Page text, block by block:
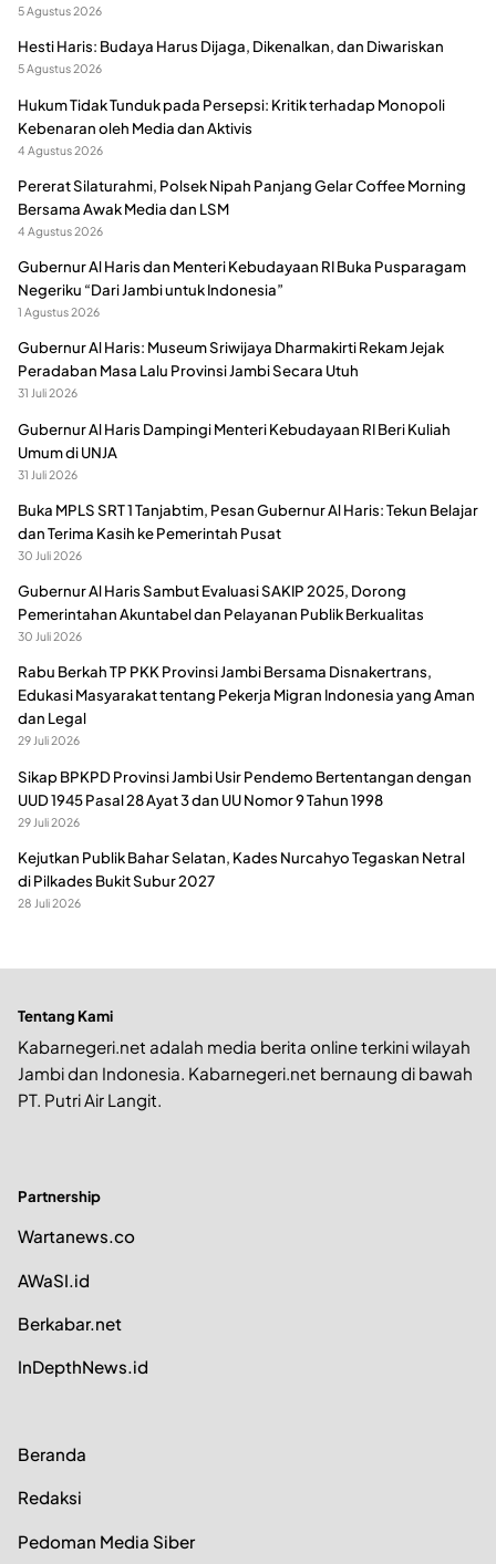
5 Agustus 2026
Hesti Haris: Budaya Harus Dijaga, Dikenalkan, dan Diwariskan
5 Agustus 2026
Hukum Tidak Tunduk pada Persepsi: Kritik terhadap Monopoli
Kebenaran oleh Media dan Aktivis
4 Agustus 2026
Pererat Silaturahmi, Polsek Nipah Panjang Gelar Coffee Morning
Bersama Awak Media dan LSM
4 Agustus 2026
Gubernur Al Haris dan Menteri Kebudayaan RI Buka Pusparagam
Negeriku “Dari Jambi untuk Indonesia”
1 Agustus 2026
Gubernur Al Haris: Museum Sriwijaya Dharmakirti Rekam Jejak
Peradaban Masa Lalu Provinsi Jambi Secara Utuh
31 Juli 2026
Gubernur Al Haris Dampingi Menteri Kebudayaan RI Beri Kuliah
Umum di UNJA
31 Juli 2026
Buka MPLS SRT 1 Tanjabtim, Pesan Gubernur Al Haris: Tekun Belajar
dan Terima Kasih ke Pemerintah Pusat
30 Juli 2026
Gubernur Al Haris Sambut Evaluasi SAKIP 2025, Dorong
Pemerintahan Akuntabel dan Pelayanan Publik Berkualitas
30 Juli 2026
Rabu Berkah TP PKK Provinsi Jambi Bersama Disnakertrans,
Edukasi Masyarakat tentang Pekerja Migran Indonesia yang Aman
dan Legal
29 Juli 2026
Sikap BPKPD Provinsi Jambi Usir Pendemo Bertentangan dengan
UUD 1945 Pasal 28 Ayat 3 dan UU Nomor 9 Tahun 1998
29 Juli 2026
Kejutkan Publik Bahar Selatan, Kades Nurcahyo Tegaskan Netral
di Pilkades Bukit Subur 2027
28 Juli 2026
Tentang Kami
Kabarnegeri.net adalah media berita online terkini wilayah
Jambi dan Indonesia. Kabarnegeri.net bernaung di bawah
PT. Putri Air Langit.
Partnership
Wartanews.co
AWaSI.id
Berkabar.net
InDepthNews.id
Beranda
Redaksi
Pedoman Media Siber